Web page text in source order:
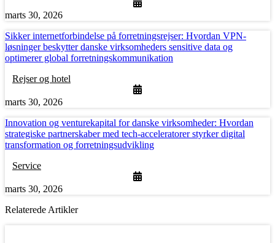
marts 30, 2026
Sikker internetforbindelse på forretningsrejser: Hvordan VPN-
løsninger beskytter danske virksomheders sensitive data og
optimerer global forretningskommunikation
Rejser og hotel
marts 30, 2026
Innovation og venturekapital for danske virksomheder: Hvordan
strategiske partnerskaber med tech-acceleratorer styrker digital
transformation og forretningsudvikling
Service
marts 30, 2026
Relaterede Artikler